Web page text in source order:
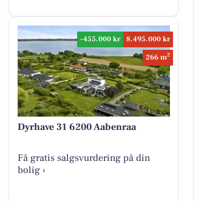
-455.000 kr
8.495.000 kr
266 m2
Dyrhave 31 6200 Aabenraa
Få gratis salgsvurdering på din
bolig ›